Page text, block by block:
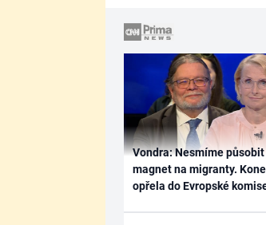
Vondra: Nesmíme
magnet na migranty.
opřela do Evropské